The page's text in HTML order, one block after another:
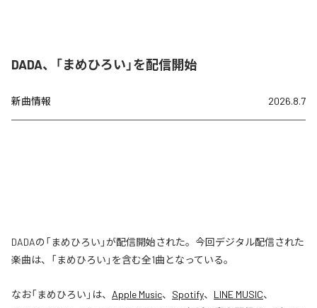
DADA、「まめひろい」を配信開始
新曲情報 2026.8.7
DADAの「まめひろい」が配信開始された。今回デジタル配信された
楽曲は、「まめひろい」を含む全1曲となっている。
なお「まめひろい 」は、 Apple Music、 Spotify、 LINE MUSIC、